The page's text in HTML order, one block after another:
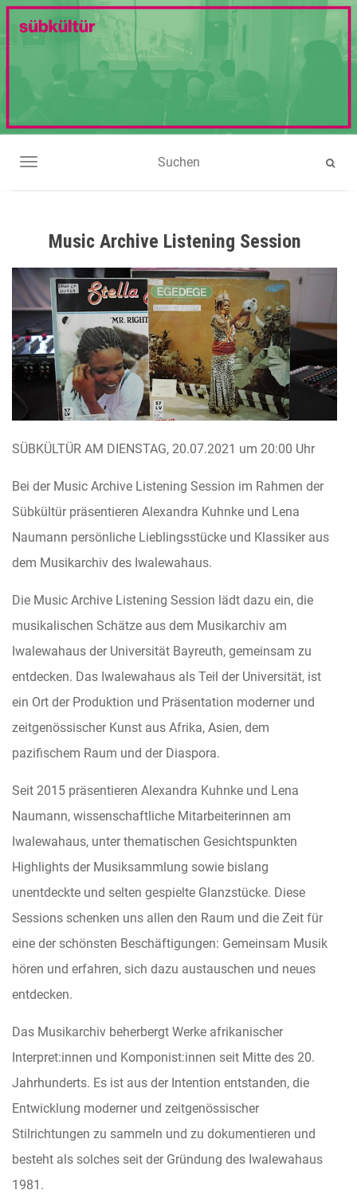
NAVIGATION UMSCHALTEN
Music Archive Listening Session
SÜBKÜLTÜR AM DIENSTAG, 20.07.2021 um 20:00 Uhr
Bei der Music Archive Listening Session im Rahmen der
Sübkültür präsentieren Alexandra Kuhnke und Lena
Naumann persönliche Lieblingsstücke und Klassiker aus
dem Musikarchiv des Iwalewahaus.
Die Music Archive Listening Session lädt dazu ein, die
musikalischen Schätze aus dem Musikarchiv am
Iwalewahaus der Universität Bayreuth, gemeinsam zu
entdecken. Das Iwalewahaus als Teil der Universität, ist
ein Ort der Produktion und Präsentation moderner und
zeitgenössischer Kunst aus Afrika, Asien, dem
pazifischem Raum und der Diaspora.
Seit 2015 präsentieren Alexandra Kuhnke und Lena
Naumann, wissenschaftliche Mitarbeiterinnen am
Iwalewahaus, unter thematischen Gesichtspunkten
Highlights der Musiksammlung sowie bislang
unentdeckte und selten gespielte Glanzstücke. Diese
Sessions schenken uns allen den Raum und die Zeit für
eine der schönsten Beschäftigungen: Gemeinsam Musik
hören und erfahren, sich dazu austauschen und neues
entdecken.
Das Musikarchiv beherbergt Werke afrikanischer
Interpret:innen und Komponist:innen seit Mitte des 20.
Jahrhunderts. Es ist aus der Intention entstanden, die
Entwicklung moderner und zeitgenössischer
Stilrichtungen zu sammeln und zu dokumentieren und
besteht als solches seit der Gründung des Iwalewahaus
1981.